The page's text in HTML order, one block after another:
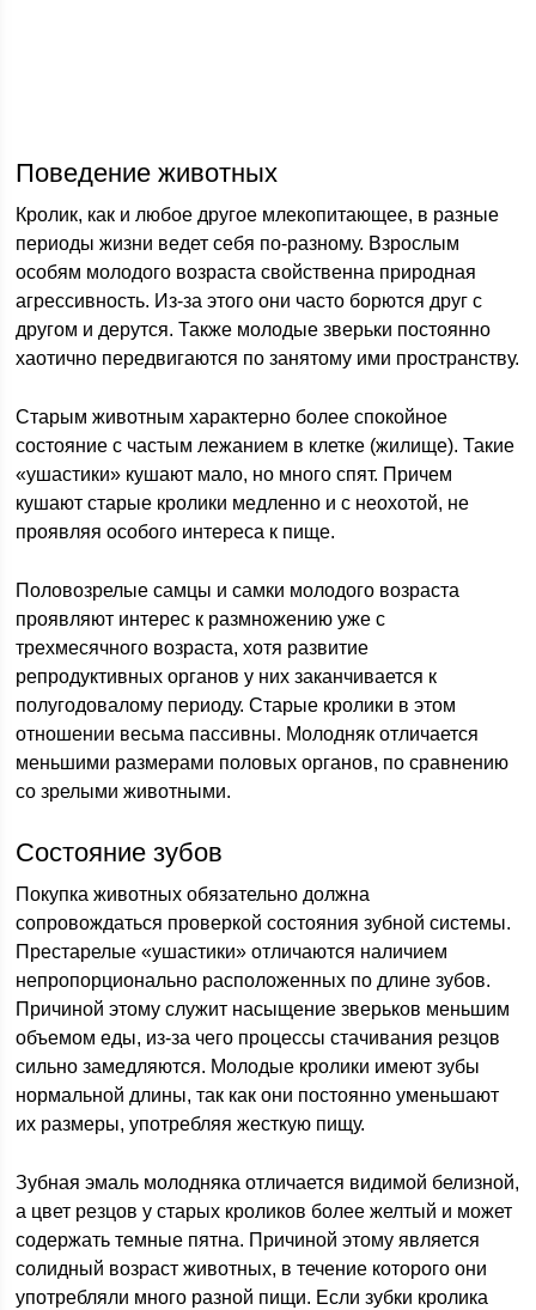
Поведение животных
Кролик, как и любое другое млекопитающее, в разные
периоды жизни ведет себя по-разному. Взрослым
особям молодого возраста свойственна природная
агрессивность. Из-за этого они часто борются друг с
другом и дерутся. Также молодые зверьки постоянно
хаотично передвигаются по занятому ими пространству.
Старым животным характерно более спокойное
состояние с частым лежанием в клетке (жилище). Такие
«ушастики» кушают мало, но много спят. Причем
кушают старые кролики медленно и с неохотой, не
проявляя особого интереса к пище.
Половозрелые самцы и самки молодого возраста
проявляют интерес к размножению уже с
трехмесячного возраста, хотя развитие
репродуктивных органов у них заканчивается к
полугодовалому периоду. Старые кролики в этом
отношении весьма пассивны. Молодняк отличается
меньшими размерами половых органов, по сравнению
со зрелыми животными.
Состояние зубов
Покупка животных обязательно должна
сопровождаться проверкой состояния зубной системы.
Престарелые «ушастики» отличаются наличием
непропорционально расположенных по длине зубов.
Причиной этому служит насыщение зверьков меньшим
объемом еды, из-за чего процессы стачивания резцов
сильно замедляются. Молодые кролики имеют зубы
нормальной длины, так как они постоянно уменьшают
их размеры, употребляя жесткую пищу.
Зубная эмаль молодняка отличается видимой белизной,
а цвет резцов у старых кроликов более желтый и может
содержать темные пятна. Причиной этому является
солидный возраст животных, в течение которого они
употребляли много разной пищи. Если зубки кролика